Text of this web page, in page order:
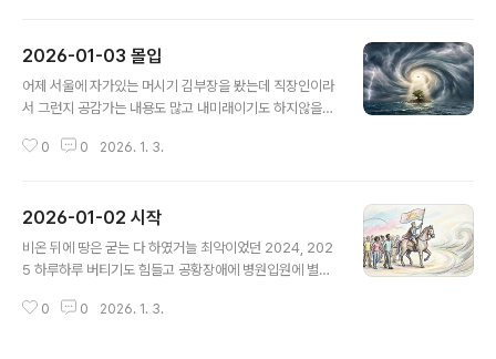
네요” 하고 비난하는 사람들…이런 사람들과 함께 일해야 한다는 사실이 한심하
고 화가 났습니다.문제는 단순히 도메인 지식이 없는 게 아닙니다.무엇을 해야
하는지, 어떻게 질문해야 하는지조차 모르는 사람들과 일하는 스트레스가 핵심
2026-01-03 몰입
어제 서울에 자가있는 머시기 김부장을 봤는데 직장인이라
서 그런지 공감가는 내용도 많고 내미래이기도 하지않을까
리팀장직을 맡으며 희망퇴직이라는 칼춤을 추라는 미션을
도 같은 경우가 몇 번있었고 그과정을 다 지켜봐서 김부장
입장이었으면 정말 머리가 아프고 힘들었을거라고 본다.ㅠ
ㅠ 그건 그렇고 2024, 2025 년을 돌아보면서 가장 큰 문
현재 몰입하는 것이 없다. 하나에 몰입하면 다른걸 안보니
0 0 2026. 1. 3.
2026-01-02 시작
비온 뒤에 땅은 굳는 다 하였거늘 최악이었던 2024, 202
5 하루하루 버티기도 힘들고 공황장애에 병원입원에 별에
2026년에는 빛을 보나 했더만 시작부터 마른 하늘에 날
0 0 2026. 1. 3.